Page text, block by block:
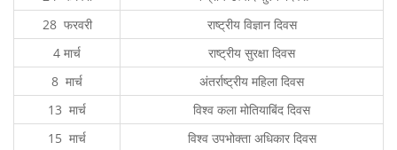
28 फरवरी
राष्ट्रीय विज्ञान दिवस
4 मार्च
राष्ट्रीय सुरक्षा दिवस
8 मार्च
अंतर्राष्ट्रीय महिला दिवस
13 मार्च
विश्व कला मोतियाबिंद दिवस
15 मार्च
विश्व उपभोक्ता अधिकार दिवस